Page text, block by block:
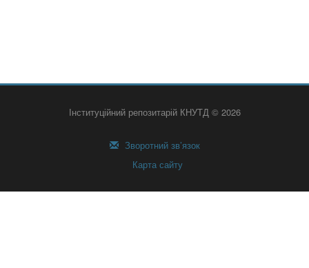
Інституційний репозитарій КНУТД © 2026
Зворотний зв’язок
Карта сайту